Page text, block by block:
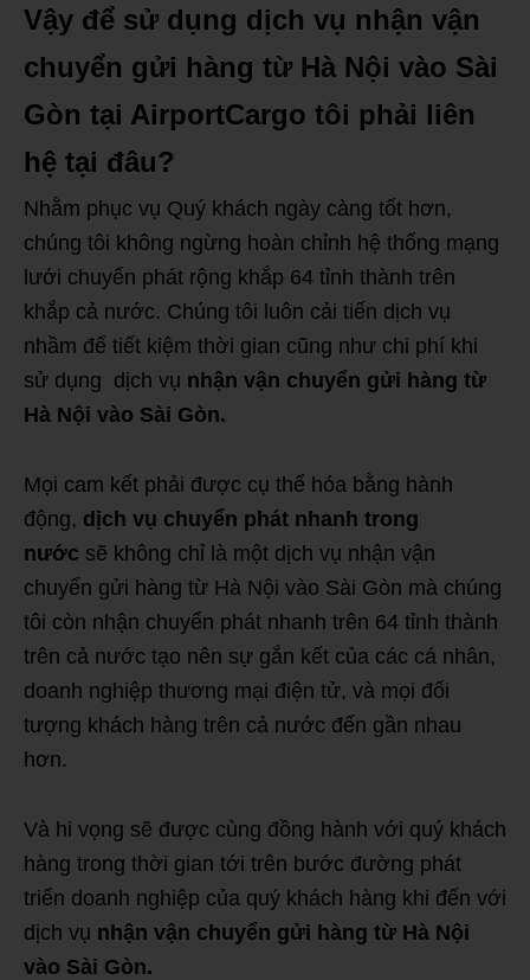
Vậy để sử dụng dịch vụ nhận vận
chuyển gửi hàng từ Hà Nội vào Sài
Gòn tại AirportCargo tôi phải liên
hệ tại đâu?
Nhằm phục vụ Quý khách ngày càng tốt hơn,
chúng tôi không ngừng hoàn chỉnh hệ thống mạng
lưới chuyển phát rộng khắp 64 tỉnh thành trên
khắp cả nước. Chúng tôi luôn cải tiến dịch vụ
nhầm để tiết kiệm thời gian cũng như chi phí khi
sử dụng dịch vụ nhận vận chuyển gửi hàng từ
Hà Nội vào Sài Gòn.
Mọi cam kết phải được cụ thể hóa bằng hành
động, dịch vụ chuyển phát nhanh trong
nước sẽ không chỉ là một dịch vụ nhận vận
chuyển gửi hàng từ Hà Nội vào Sài Gòn mà chúng
tôi còn nhận chuyển phát nhanh trên 64 tỉnh thành
trên cả nước tạo nên sự gắn kết của các cá nhân,
doanh nghiệp thương mại điện tử, và mọi đối
tượng khách hàng trên cả nước đến gần nhau
hơn.
Và hi vọng sẽ được cùng đồng hành với quý khách
hàng trong thời gian tới trên bước đường phát
triển doanh nghiệp của quý khách hàng khi đến với
dịch vụ nhận vận chuyển gửi hàng từ Hà Nội
vào Sài Gòn.